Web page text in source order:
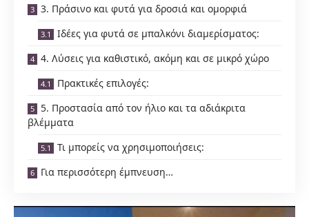
3. Πράσινο και φυτά για δροσιά και ομορφιά
Ιδέες για φυτά σε μπαλκόνι διαμερίσματος:
4. Λύσεις για καθιστικό, ακόμη και σε μικρό χώρο
Πρακτικές επιλογές:
5. Προστασία από τον ήλιο και τα αδιάκριτα
βλέμματα
Τι μπορείς να χρησιμοποιήσεις:
Για περισσότερη έμπνευση…